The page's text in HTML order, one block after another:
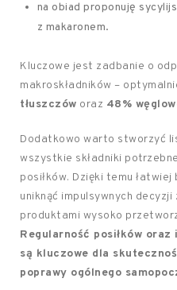
na obiad proponuję
z makaronem.
Kluczowe jest zadbanie o
makroskładników –
tłuszczów oraz 48%
Dodatkowo warto stworzyć
wszystkie składniki
posiłków. Dzięki temu
uniknąć impulsywnych
produktami wysoko
Regularność posiłków
są kluczowe dla
poprawy ogólnego